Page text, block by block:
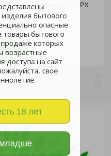
бытового
опасные
бытового
которых
возрастные
доступа на сайт
свое
18 лет
1,5 *78звеньев 21LPX
руб.